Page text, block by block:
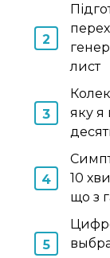
лист
яку я
10
що з